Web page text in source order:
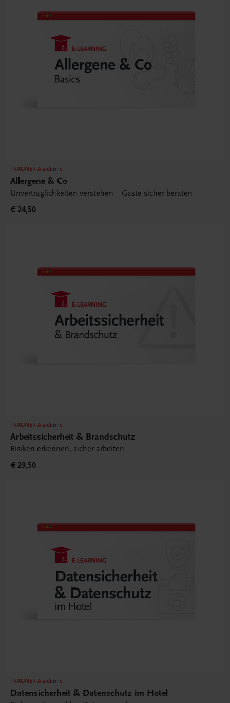
TRAUNER Akademie
Allergene & Co
Unverträglichkeiten verstehen – Gäste sicher beraten
€ 24,50
TRAUNER Akademie
Arbeitssicherheit & Brandschutz
Risiken erkennen, sicher arbeiten
€ 29,50
TRAUNER Akademie
Datensicherheit & Datenschutz im Hotel